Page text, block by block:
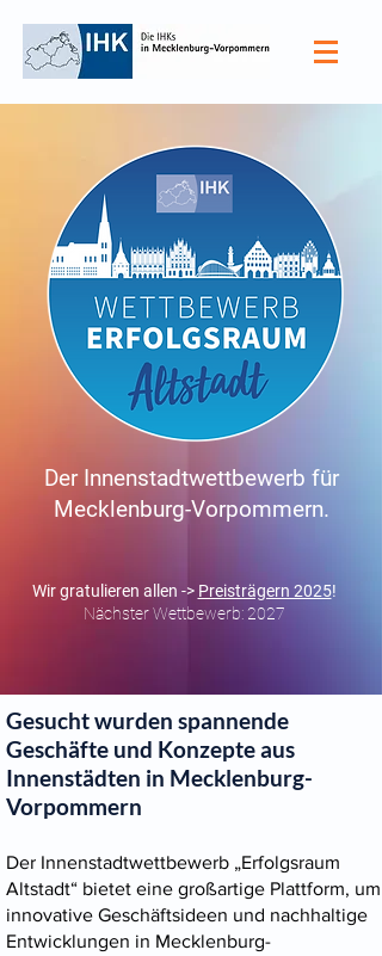
Der Innenstadtwettbewerb für
Mecklenburg-Vorpommern.
Wir gratulieren allen -> Preisträgern 2025!
Nächster Wettbewerb: 2027
Gesucht wurden spannende
Geschäfte und Konzepte aus
Innenstädten in Mecklenburg-
Vorpommern
Der Innenstadtwettbewerb „Erfolgsraum
Altstadt“ bietet eine großartige Plattform, um
innovative Geschäftsideen und nachhaltige
Entwicklungen in Mecklenburg-